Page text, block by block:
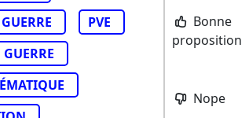
PVE
GUERRE
Bonne
proposition
Nope